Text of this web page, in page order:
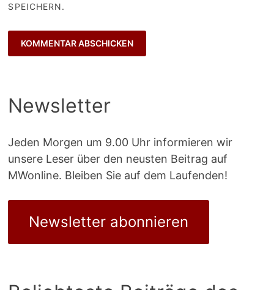
SPEICHERN.
Newsletter
Jeden Morgen um 9.00 Uhr informieren wir
unsere Leser über den neusten Beitrag auf
MWonline. Bleiben Sie auf dem Laufenden!
Newsletter abonnieren